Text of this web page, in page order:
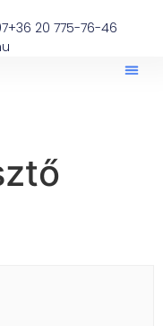
+36 20 775-76-46